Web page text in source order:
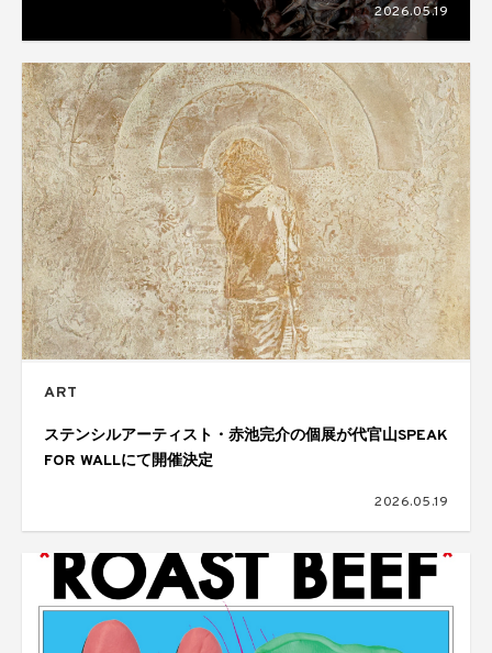
2026.05.19
ART
ステンシルアーティスト・赤池完介の個展が代官山SPEAK
FOR WALLにて開催決定
2026.05.19